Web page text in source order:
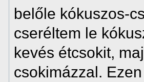
belőle kókuszos-
cseréltem le
kevés étcsokit,
csokimázzal.